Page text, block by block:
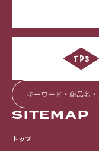
SITEMAP
トップ